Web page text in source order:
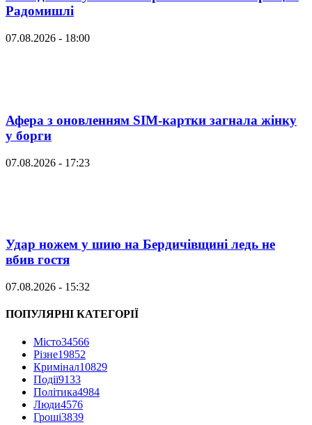
Радомишлі
07.08.2026 - 18:00
Афера з оновленням SIM-картки загнала жінку
у борги
07.08.2026 - 17:23
Удар ножем у шию на Бердичівщині ледь не
вбив гостя
07.08.2026 - 15:32
ПОПУЛЯРНІ КАТЕГОРІЇ
Місто34566
Різне19852
Кримінал10829
Події9133
Політика4984
Люди4576
Гроші3839